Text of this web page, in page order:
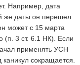
Например, дата
же даты он перешел
может с 15 марта
(п. 3 ст. 6.1 НК). Если
применять УСН
сокращается.